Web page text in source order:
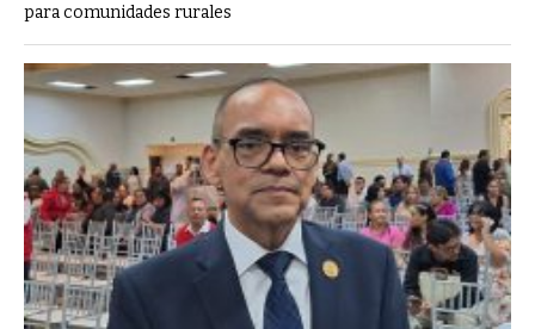
para comunidades rurales